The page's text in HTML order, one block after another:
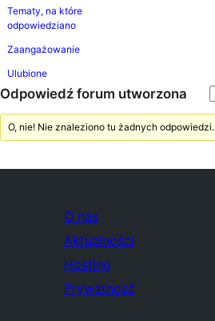
Tematy, na które
odpowiedziano
Zaangażowanie
Ulubione
Odpowiedź forum utworzona
O, nie! Nie znaleziono tu żadnych odpowiedzi.
O nas
Aktualności
Hosting
Prywatność